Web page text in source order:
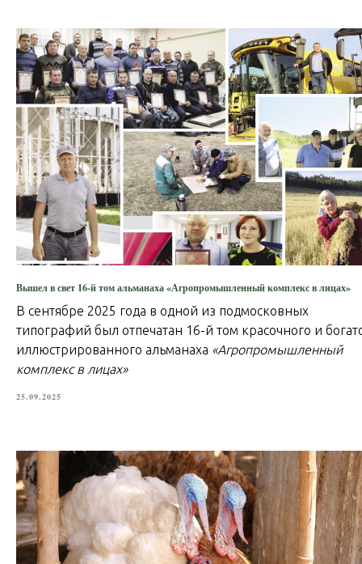
Вышел в свет 16-й том альманаха «Агропромышленный комплекс в лицах»
В сентябре 2025 года в одной из подмосковных
типографий был отпечатан 16-й том красочного и
иллюстрированного альманаха «Агропромышленный
комплекс в лицах»
25.09.2025